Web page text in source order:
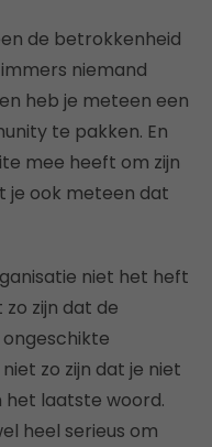
de betrokkenheid
niemand
heb je meteen een
te pakken. En
mee heeft om zijn
je ook meteen dat
niet het heft
zijn dat de
zo zijn dat je niet
laatste woord.
heel serieus om